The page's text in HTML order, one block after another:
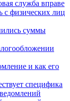
служба вправе
с физических лиц
суммы
и как его
специфика